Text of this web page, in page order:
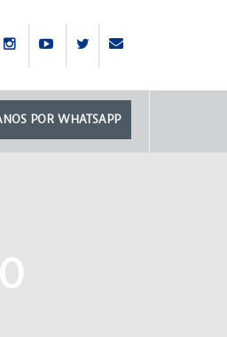
POR WHATSAPP